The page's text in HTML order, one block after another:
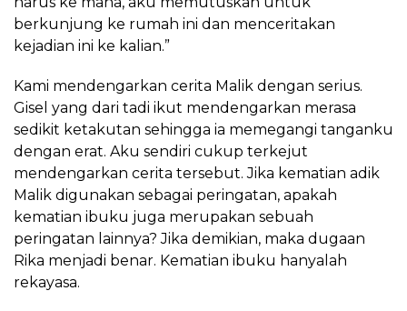
berkunjung ke rumah ini dan menceritakan
kejadian ini ke kalian.”
Kami mendengarkan cerita Malik dengan serius.
Gisel yang dari tadi ikut mendengarkan merasa
sedikit ketakutan sehingga ia memegangi tanganku
dengan erat. Aku sendiri cukup terkejut
mendengarkan cerita tersebut. Jika kematian adik
Malik digunakan sebagai peringatan, apakah
kematian ibuku juga merupakan sebuah
peringatan lainnya? Jika demikian, maka dugaan
Rika menjadi benar. Kematian ibuku hanyalah
rekayasa.